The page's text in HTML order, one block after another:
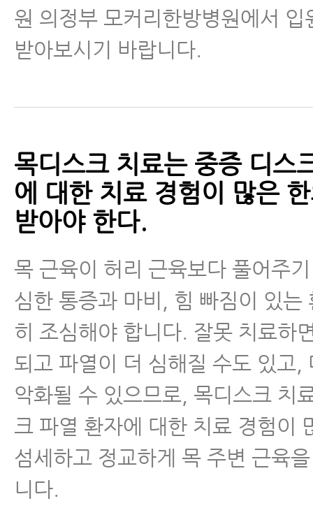
원 의정부 모커리한방병원에서 입
받아보시기 바랍니다.
목디스크 치료는 중증 디스
에 대한 치료 경험이 많은
받아야 한다.
목 근육이 허리 근육보다 풀어주
심한 통증과 마비, 힘 빠짐이 있는
히 조심해야 합니다. 잘못 치료하
되고 파열이 더 심해질 수도 있고,
악화될 수 있으므로, 목디스크 치
크 파열 환자에 대한 치료 경험이
섬세하고 정교하게 목 주변 근육
니다.